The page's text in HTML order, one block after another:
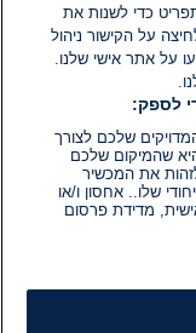
כדי לשנות את
על הקישור ניהול
על אתר אישי שלנו.
לספק:
שלכם לצורך
שהמיקום שלכם
את המכשיר
שלו.. אחסון ו/או
מדידת פרסום